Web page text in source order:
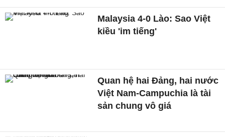
Malaysia 4-0 Lào: Sao Việt
kiều 'im tiếng'
Quan hệ hai Đảng, hai nước
Việt Nam-Campuchia là tài
sản chung vô giá ​